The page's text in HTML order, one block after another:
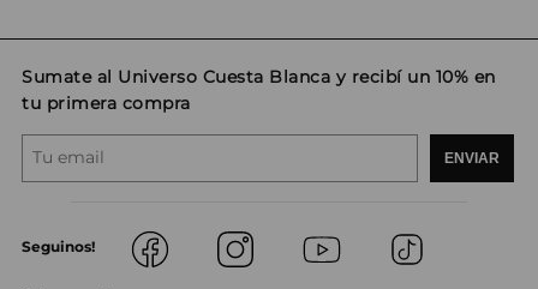
Sumate al Universo Cuesta Blanca y recibí un 10% en
tu primera compra
ENVIAR
Seguinos!